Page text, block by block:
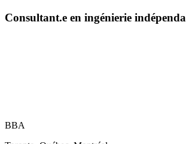
Consultant.e en ingénierie
BBA